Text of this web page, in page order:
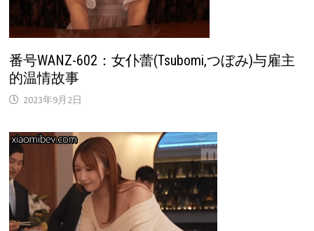
番号WANZ-602：女仆蕾(Tsubomi,つぼみ)与雇主
的温情故事
2023年9月2日